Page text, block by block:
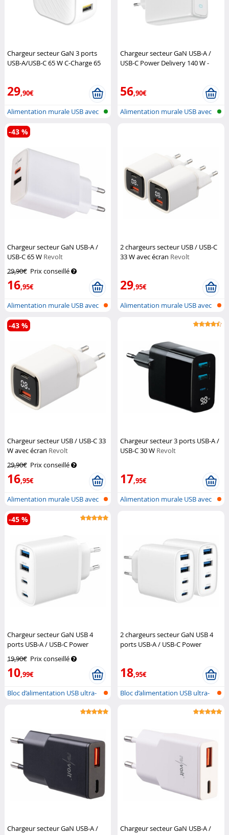
Chargeur secteur GaN 3 ports
USB-A/USB-C 65 W C-Charge 65
29,90€
Alimentation murale USB avec
USB-A...
Chargeur secteur GaN USB-A /
USB-C Power Delivery 140 W -
56,90€
Alimentation murale USB avec
Chargeur secteur GaN USB-A /
USB-C 65 W Revolt
29,90€ Prix conseillé
16,95€
-43 %
Alimentation murale USB avec
USB-A...
2 chargeurs secteur USB / USB-C
33 W avec écran Revolt
29,95€
Alimentation murale USB avec
Chargeur secteur USB / USB-C 33
W avec écran Revolt
29,90€ Prix conseillé
16,95€
-43 %
Alimentation murale USB avec
USB-A...
Chargeur secteur 3 ports USB-A /
USB-C 30 W Revolt
17,95€
Alimentation murale USB avec
Chargeur secteur GaN USB 4
ports USB-A / USB-C Power
Revolt
19,90€ Prix conseillé
10,99€
-45 %
Bloc d’alimentation USB ultra-
2 chargeurs secteur GaN USB 4
ports USB-A / USB-C Power
18,95€
Bloc d’alimentation USB ultra-
Chargeur secteur GaN USB-A /
Chargeur secteur GaN USB-A /